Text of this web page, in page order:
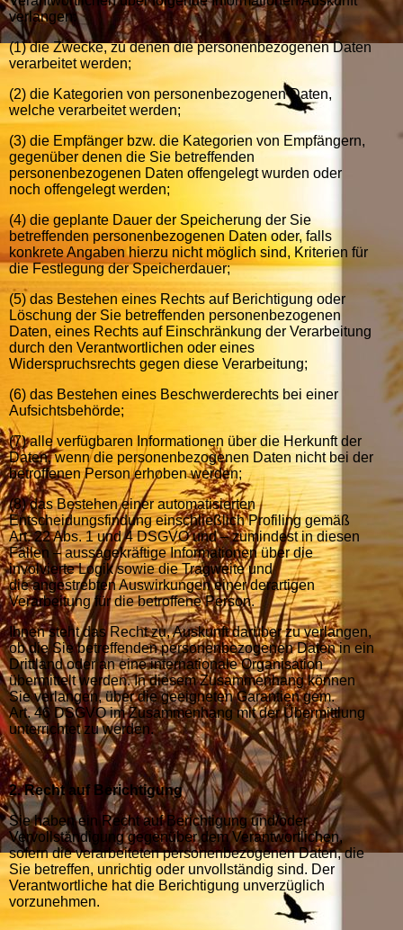
verlangen:
(1) die Zwecke, zu denen die personenbezogenen Daten
verarbeitet werden;
(2) die Kategorien von personenbezogenen Daten,
welche verarbeitet werden;
(3) die Empfänger bzw. die Kategorien von Empfängern,
gegenüber denen die Sie betreffenden
personenbezogenen Daten offengelegt wurden oder
noch offengelegt werden;
(4) die geplante Dauer der Speicherung der Sie
betreffenden personenbezogenen Daten oder, falls
konkrete Angaben hierzu nicht möglich sind, Kriterien für
die Festlegung der Speicherdauer;
(5) das Bestehen eines Rechts auf Berichtigung oder
Löschung der Sie betreffenden personenbezogenen
Daten, eines Rechts auf Einschränkung der Verarbeitung
durch den Verantwortlichen oder eines
Widerspruchsrechts gegen diese Verarbeitung;
(6) das Bestehen eines Beschwerderechts bei einer
Aufsichtsbehörde;
(7) alle verfügbaren Informationen über die Herkunft der
Daten, wenn die personenbezogenen Daten nicht bei der
betroffenen Person erhoben werden;
(8) das Bestehen einer automatisierten
Entscheidungsfindung einschließlich Profiling gemäß
Art. 22 Abs. 1 und 4 DSGVO und – zumindest in diesen
Fällen – aussagekräftige Informationen über die
involvierte Logik sowie die Tragweite und
die angestrebten Auswirkungen einer derartigen
Verarbeitung für die betroffene Person.
Ihnen steht das Recht zu, Auskunft darüber zu verlangen,
ob die Sie betreffenden personenbezogenen Daten in ein
Drittland oder an eine internationale Organisation
übermittelt werden. In diesem Zusammenhang können
Sie verlangen, über die geeigneten Garantien gem.
Art. 46 DSGVO im Zusammenhang mit der Übermittlung
unterrichtet zu werden.
2. Recht auf Berichtigung
Sie haben ein Recht auf Berichtigung und/oder
Vervollständigung gegenüber dem Verantwortlichen,
sofern die verarbeiteten personenbezogenen Daten, die
Sie betreffen, unrichtig oder unvollständig sind. Der
Verantwortliche hat die Berichtigung unverzüglich
vorzunehmen.